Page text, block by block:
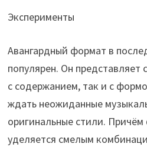
Эксперименты
Авангардный формат в
популярен. Он представляет
с содержанием, так и с
ждать неожиданные
оригинальные стили. Причём
уделяется смелым